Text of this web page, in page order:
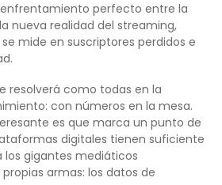
enfrentamiento perfecto entre la
nueva realidad del streaming,
mide en suscriptores perdidos e
resolverá como todas en la
con números en la mesa.
es que marca un punto de
digitales tienen suficiente
los gigantes mediáticos
armas: los datos de